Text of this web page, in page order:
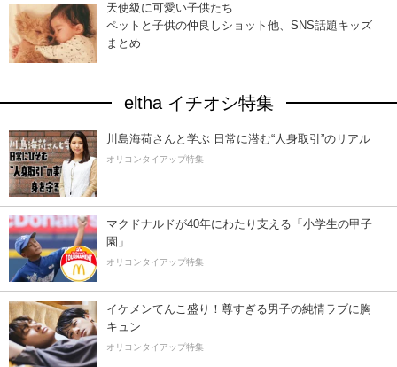
天使級に可愛い子供たち
ペットと子供の仲良しショット他、SNS話題キッズ
まとめ
eltha イチオシ特集
川島海荷さんと学ぶ 日常に潜む“人身取引”のリアル
オリコンタイアップ特集
マクドナルドが40年にわたり支える「小学生の甲子
園」
オリコンタイアップ特集
イケメンてんこ盛り！尊すぎる男子の純情ラブに胸
キュン
オリコンタイアップ特集